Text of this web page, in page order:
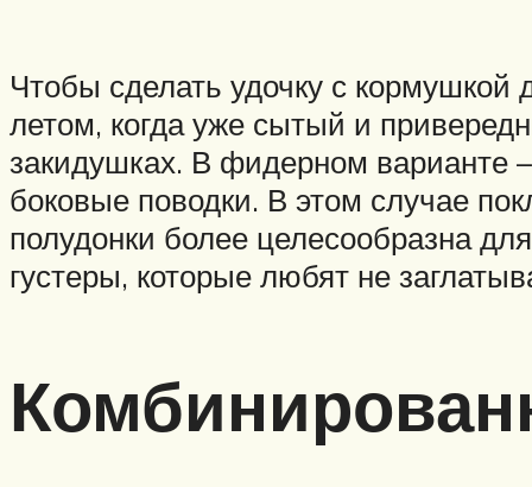
Чтобы сделать удочку с кормушкой
летом, когда уже сытый и
закидушках. В фидерном варианте
боковые поводки. В этом случае
полудонки более целесообразна
густеры, которые любят не